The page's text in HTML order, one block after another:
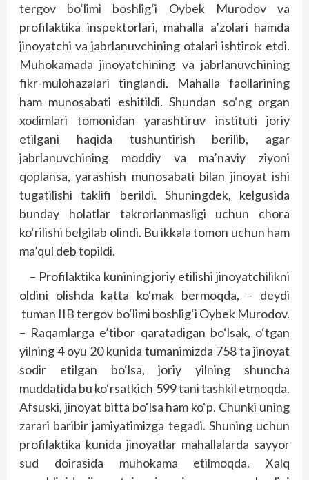
tergov bo‘limi boshlig‘i Oybek Murodov va
profilaktika inspektorlari, mahalla a’zolari hamda
jinoyatchi va jabrlanuvchining otalari ishtirok etdi.
Muhokamada jinoyatchining va jabrlanuvchining
fikr-mulohazalari tinglandi. Mahalla faollarining
ham munosabati eshitildi. Shundan so‘ng organ
xodimlari tomonidan yarashtiruv instituti joriy
etilgani haqida tushuntirish berilib, agar
jabrlanuvchining moddiy va ma’naviy ziyoni
qoplansa, yarashish munosabati bilan jinoyat ishi
tugatilishi taklifi berildi. Shuningdek, kelgusida
bunday holatlar takrorlanmasligi uchun chora
ko‘rilishi belgilab olindi. Bu ikkala tomon uchun ham
ma’qul deb topildi.
– Profilaktika kunining joriy etilishi jinoyatchilikni
oldini olishda katta ko‘mak bermoqda, – deydi
tuman IIB tergov bo‘limi boshlig‘i Oybek Murodov.
– Raqamlarga e’tibor qaratadigan bo‘lsak, o‘tgan
yilning 4 oyu 20 kunida tumanimizda 758 ta jinoyat
sodir etilgan bo‘lsa, joriy yilning shuncha
muddatida bu ko‘rsatkich 599 tani tashkil etmoqda.
Afsuski, jinoyat bitta bo‘lsa ham ko‘p. Chunki uning
zarari baribir jamiyatimizga tegadi. Shuning uchun
profilaktika kunida jinoyatlar mahallalarda sayyor
sud doirasida muhokama etilmoqda. Xalq